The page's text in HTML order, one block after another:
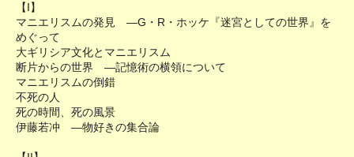
【I】
マニエリスムの発見 ―G・R・ホッケ『迷宮としての世界』を
めぐって
大ギリシア文化とマニエリスム
断片からの世界 ―記憶術の横領について
マニエリスムの倒錯
不死の人
死の時間、死の風景
伊藤若冲 ―物好きの集合論